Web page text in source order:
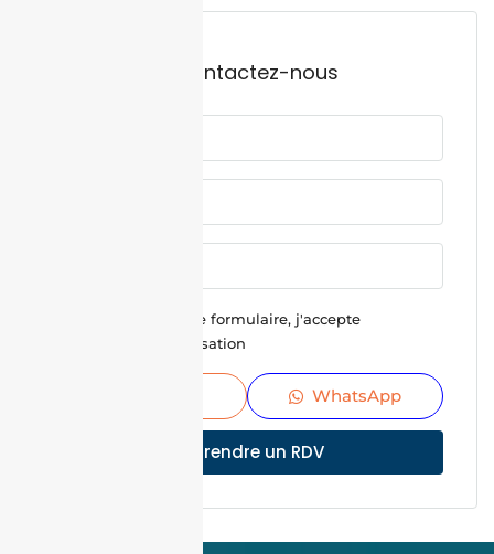
Contactez-nous
En soumettant ce formulaire, j'accepte
Conditions d'utilisation
WhatsApp
Prendre un RDV